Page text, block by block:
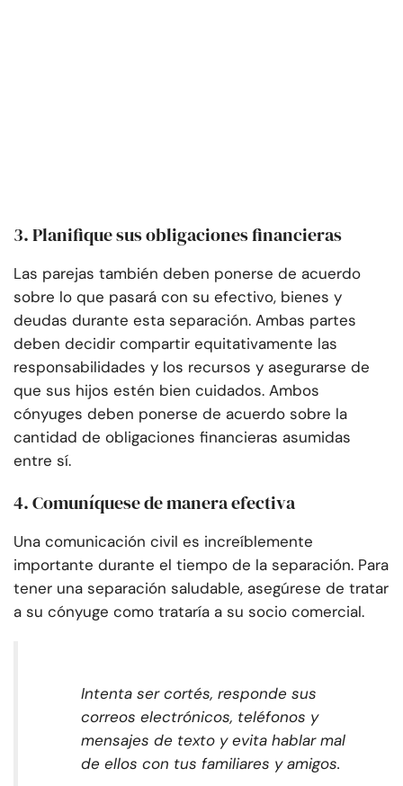
3. Planifique sus obligaciones financieras
Las parejas también deben ponerse de acuerdo
sobre lo que pasará con su efectivo, bienes y
deudas durante esta separación. Ambas partes
deben decidir compartir equitativamente las
responsabilidades y los recursos y asegurarse de
que sus hijos estén bien cuidados. Ambos
cónyuges deben ponerse de acuerdo sobre la
cantidad de obligaciones financieras asumidas
entre sí.
4. Comuníquese de manera efectiva
Una comunicación civil es increíblemente
importante durante el tiempo de la separación. Para
tener una separación saludable, asegúrese de tratar
a su cónyuge como trataría a su socio comercial.
Intenta ser cortés, responde sus
correos electrónicos, teléfonos y
mensajes de texto y evita hablar mal
de ellos con tus familiares y amigos.